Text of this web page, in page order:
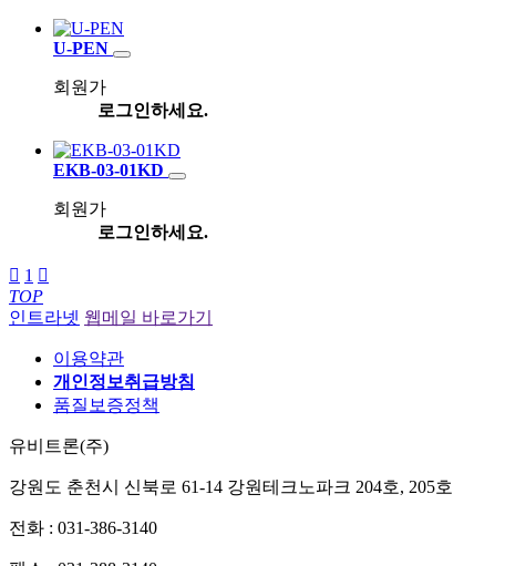
U-PEN
회원가
로그인하세요.
EKB-03-01KD
회원가
로그인하세요.
 1 
TOP
인트라넷 웹메일 바로가기
이용약관
개인정보취급방침
품질보증정책
유비트론(주)
강원도 춘천시 신북로 61-14 강원테크노파크 204호, 205호
전화 : 031-386-3140